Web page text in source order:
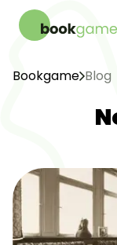
Bookgame Blog